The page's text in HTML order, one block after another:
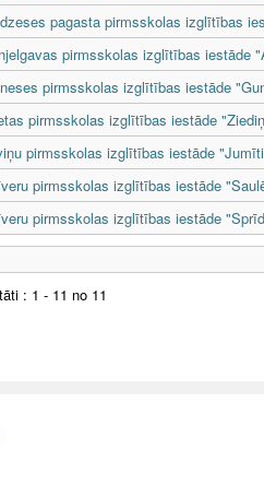
pagasta pirmsskolas izglītības
pirmsskolas izglītības iestāde
pirmsskolas izglītības iestāde
pirmsskolas izglītības iestāde
pirmsskolas izglītības iestāde
pirmsskolas izglītības iestāde
pirmsskolas izglītības iestāde
: 1 - 11 no 11